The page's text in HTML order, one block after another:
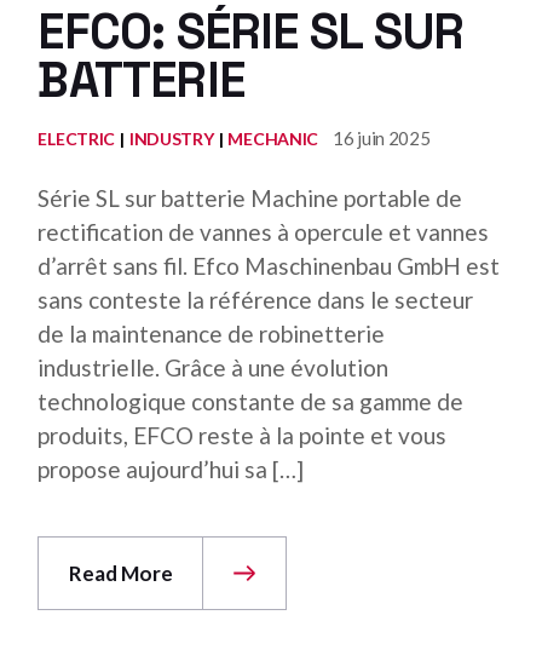
EFCO: SÉRIE SL SUR
BATTERIE
ELECTRIC INDUSTRY MECHANIC 16 juin 2025
Série SL sur batterie Machine portable de
rectification de vannes à opercule et vannes
d’arrêt sans fil. Efco Maschinenbau GmbH est
sans conteste la référence dans le secteur
de la maintenance de robinetterie
industrielle. Grâce à une évolution
technologique constante de sa gamme de
produits, EFCO reste à la pointe et vous
propose aujourd’hui sa […]
Read More